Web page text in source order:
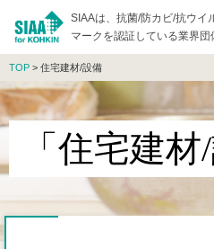
SIAAは、抗菌/防カビ/抗ウイ
マークを認証している業界団
TOP > 住宅建材/設備
「住宅建